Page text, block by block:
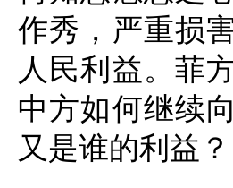
作秀，严重损
人民利益。菲
中方如何继续
又是谁的利益？